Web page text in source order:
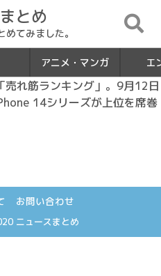
とめ
てみました。
アニメ・マンガ エ
売れ筋ランキング」。9月12日
14シリーズが上位を席巻
お問い合わせ
ニュースまとめ